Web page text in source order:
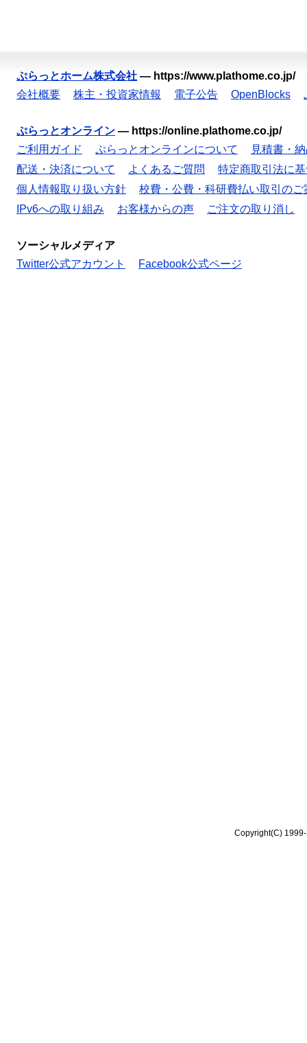
ぷらっとホーム株式会社 — https://www.plathome.co.jp/
会社概要
株主・投資家情報 電子公告 OpenBlocks
ぷらっとオンライン — https://online.plathome.co.jp/
ご利用ガイド
ぷらっとオンラインについて
見積書・
配送・決済について
よくあるご質問
特定商取引法に
個人情報取り扱い方針
校費・公費・科研費払い取引のご
IPv6への取り組み
お客様からの声 ご注文の取り消し
ソーシャルメディア
Twitter公式アカウント
Facebook公式ページ
Copyright(C)